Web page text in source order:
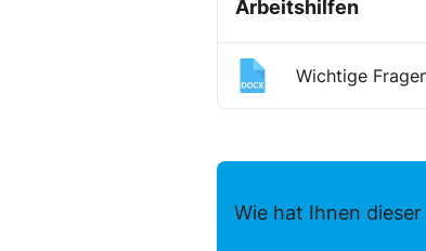
Arbeitshilfen
Wichtige
Wie hat Ihnen